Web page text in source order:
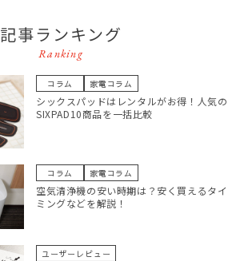
記事ランキング
Ranking
コラム 家電コラム
シックスパッドはレンタルがお得！人気の
SIXPAD10商品を一括比較
コラム 家電コラム
空気清浄機の安い時期は？安く買えるタイ
ミングなどを解説！
ユーザーレビュー